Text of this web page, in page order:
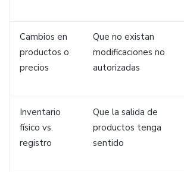
Cambios en
productos o
precios
Que no existan
modificaciones no
autorizadas
Inventario
físico vs.
registro
Que la salida de
productos tenga
sentido